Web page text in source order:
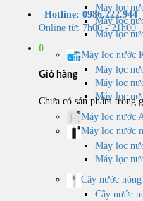
Hotline: 0986.222.944
Online từ: 7h00 - 21h00
0
Giỏ hàng
Chưa có sản phẩm trong
Máy lọc
Máy lọc
Máy lọc
Máy lọc nước
Máy lọc
Máy lọc
Máy lọc
Máy lọc nước
Máy lọc nước
Máy lọc
Máy lọc
Cây nước
Cây nước